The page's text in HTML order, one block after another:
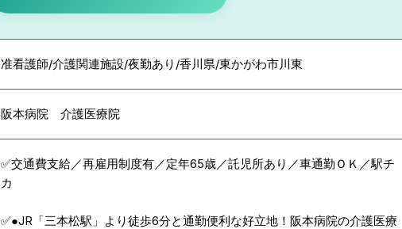
准看護師/介護関連施設/夜勤あり/香川県/東かがわ市川東
阪本病院 介護医療院
✅交通費支給／再雇用制度有／定年65歳／託児所あり／車通勤ＯＫ／駅チ
カ
✅●JR「三本松駅」より徒歩6分と通勤便利な好立地！阪本病院の介護医療